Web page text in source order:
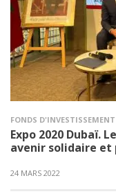
FONDS D'INVESTISSEMENT
Expo 2020 Dubaï.
avenir solidaire et
24 MARS 2022